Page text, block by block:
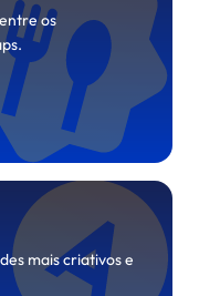
os
mais criativos e